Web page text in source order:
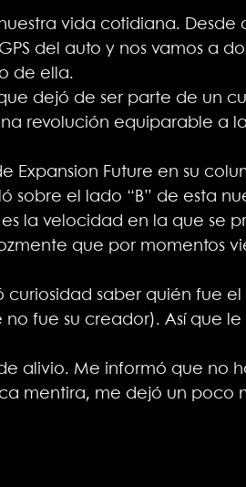
vida cotidiana. Desde
del auto y nos vamos a
de ella.
dejó de ser parte de un
revolución equiparable a
Expansion Future en su
sobre el lado “B” de esta
la velocidad en la que se
que por momentos
curiosidad saber quién fue
fue su creador). Así que le
alivio. Me informó que no
mentira, me dejó un poco